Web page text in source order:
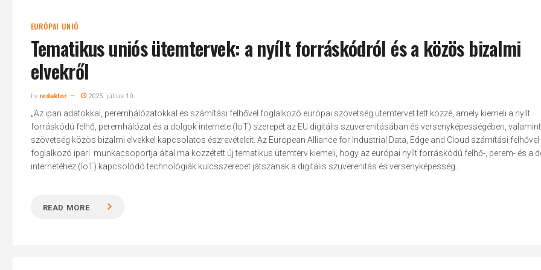
EURÓPAI UNIÓ
Tematikus uniós ütemtervek: a nyílt forráskódról és a közös bizalmi
elvekről
by redaktor 2025. július 10.
„Az ipari adatokkal, peremhálózatokkal és számítási felhővel foglalkozó európai szövetség ütemtervet tett közzé, amely kiemeli a nyílt
forráskódú felhő, peremhálózat és a dolgok internete (IoT) szerepét az EU digitális szuverenitásában és versenyképességében,
szövetség közös bizalmi elvekkel kapcsolatos észrevételeit. Az European Alliance for Industrial Data, Edge and Cloud számítási felhővel
foglalkozó ipari munkacsoportja által ma közzétett új tematikus ütemterv kiemeli, hogy az európai nyílt forráskódú felhő-, perem- és a
internetéhez (IoT) kapcsolódó technológiák kulcsszerepet játszanak a digitális szuverenitás és versenyképesség...
READ MORE